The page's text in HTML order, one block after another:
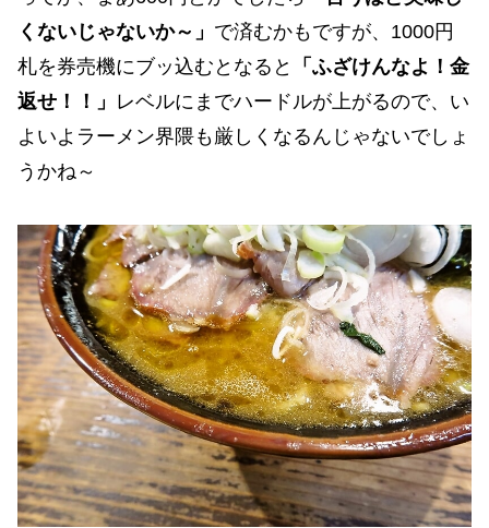
くないじゃないか～」 で済むかもですが、1000円
札を券売機にブッ込むとなると
「ふざけんなよ！金
返せ！！」 レベルにまでハードルが上がるので、い
よいよラーメン界隈も厳しくなるんじゃないでしょ
うかね～